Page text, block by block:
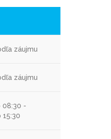
záujmu
záujmu
08:30 -
15:30